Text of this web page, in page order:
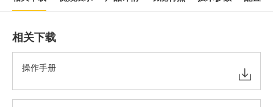
相关下载
操作手册